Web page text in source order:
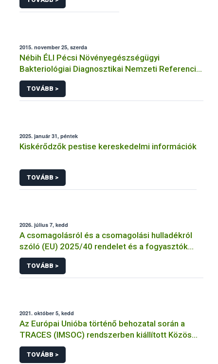
2015. november 25, szerda
Nébih ÉLI Pécsi Növényegészségügyi
Bakteriológiai Diagnosztikai Nemzeti Referencia
Laboratórium
TOVÁBB >
2025. január 31, péntek
Kiskérődzők pestise kereskedelmi információk
TOVÁBB >
2026. július 7, kedd
A csomagolásról és a csomagolási hulladékról
szóló (EU) 2025/40 rendelet és a fogyasztók
élelmiszerekkel kapcsolatos tájékoztatásáról
szóló 1169/2011/EU rendelet jelölési
kötelezettségeinek összehangolásáról szóló
TOVÁBB >
2021. október 5, kedd
Az Európai Unióba történő behozatal során a
TRACES (IMSOC) rendszerben kiállított Közös
Egészségügyi Beléptetési Okmány: KEBO-D
(angolul: CHEDD) használata
TOVÁBB >